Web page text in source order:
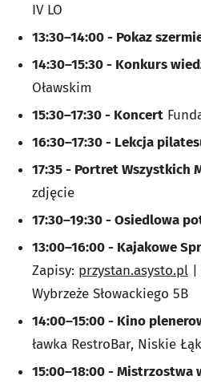
IV LO
13:30–14:00 - Pokaz
14:30–15:30 - Konkurs
Oławskim
15:30–17:30 - Koncert
16:30–17:30 - Lekcja
17:35 - Portret Wszystkich
zdjęcie
17:30–19:30 - Osiedlowa
13:00–16:00 - Kajakowe
Zapisy: przystan.asysto.pl
Wybrzeże Słowackiego 5B
14:00–15:00 - Kino
ławka RestroBar, Niskie
15:00–18:00 - Mistrzostwa